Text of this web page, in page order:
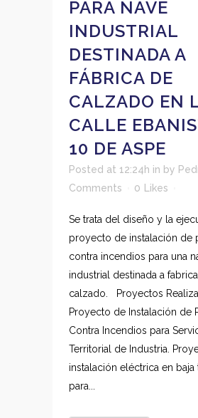
PARA NAVE
INDUSTRIAL
DESTINADA A
FÁBRICA DE
CALZADO EN
CALLE
10 DE ASPE
Posted at 12:24h in by
Comments
0 Likes
Se trata del diseño y la
proyecto de instalación de
contra incendios para una
industrial destinada a
calzado. Proyectos
Proyecto de Instalación de
Contra Incendios para
Territorial de Industria.
instalación eléctrica en baja
para...